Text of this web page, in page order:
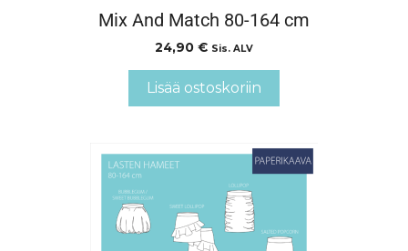
Mix And Match 80-164 cm
24,90 € Sis. ALV
Lisää ostoskoriin